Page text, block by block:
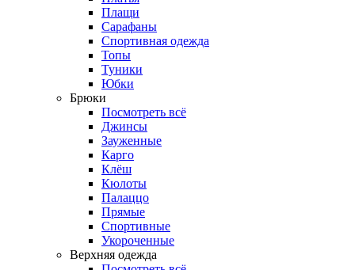
Плащи
Сарафаны
Спортивная одежда
Топы
Туники
Юбки
Брюки
Посмотреть всё
Джинсы
Зауженные
Карго
Клёш
Кюлоты
Палаццо
Прямые
Спортивные
Укороченные
Верхняя одежда